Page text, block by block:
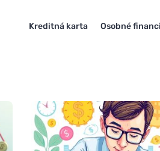
Kreditná karta Osobné